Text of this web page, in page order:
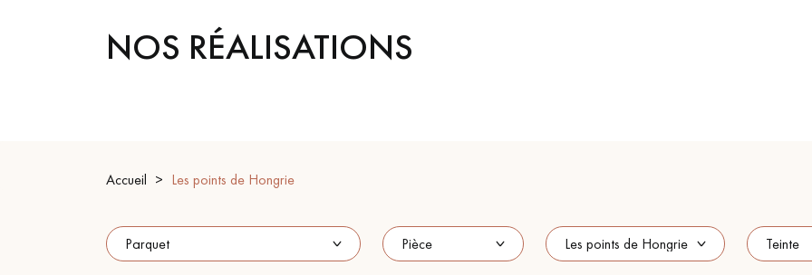
PARQUET MASSIF
PARQUET
CONTRECOLLÉ -
PARQUET D'INTÉRIEUR
NOS RÉALISATIONS
Accueil Les points de Hongrie